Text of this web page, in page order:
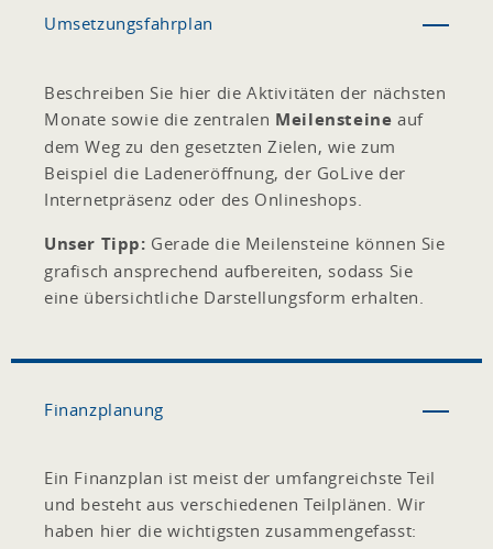
Umsetzungsfahrplan
Beschreiben Sie hier die Aktivitäten der nächsten
Monate sowie die zentralen Meilensteine auf
dem Weg zu den gesetzten Zielen, wie zum
Beispiel die Ladeneröffnung, der GoLive der
Internetpräsenz oder des Onlineshops.
Unser Tipp: Gerade die Meilensteine können Sie
grafisch ansprechend aufbereiten, sodass Sie
eine übersichtliche Darstellungsform erhalten.
Finanzplanung
Ein Finanzplan ist meist der umfangreichste Teil
und besteht aus verschiedenen Teilplänen. Wir
haben hier die wichtigsten zusammengefasst: